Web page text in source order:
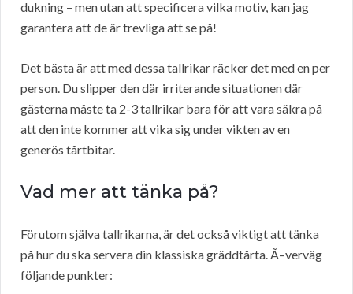
dukning – men utan att specificera vilka motiv, kan jag
garantera att de är trevliga att se på!
Det bästa är att med dessa tallrikar räcker det med en per
person. Du slipper den där irriterande situationen där
gästerna måste ta 2-3 tallrikar bara för att vara säkra på
att den inte kommer att vika sig under vikten av en
generös tårtbitar.
Vad mer att tänka på?
Förutom själva tallrikarna, är det också viktigt att tänka
på hur du ska servera din klassiska gräddtårta. Ã–verväg
följande punkter: